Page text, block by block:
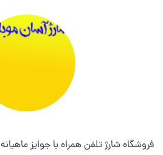
فروشگاه شارژ تلفن همراه با جوایز ماهیانه